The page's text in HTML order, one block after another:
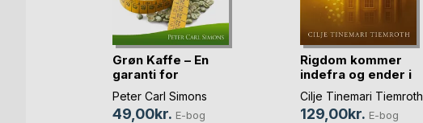
Grøn Kaffe – En
garanti for
vægtta(...)
Peter Carl Simons
49,00kr. E-bog
Rigdom kommer
indefra og ender i
banken
Cilje Tinemari Tiemroth
129,00kr. E-bog